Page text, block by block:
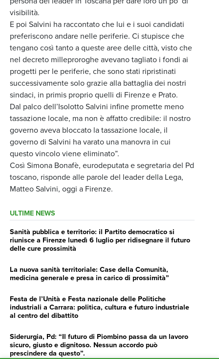
visibilità.
E poi Salvini ha raccontato che lui e i suoi candidati
preferiscono andare nelle periferie. Ci stupisce che
tengano così tanto a queste aree delle città, visto che
nel decreto milleproroghe avevano tagliato i fondi ai
progetti per le periferie, che sono stati ripristinati
successivamente solo grazie alla battaglia dei nostri
sindaci, in primis proprio quelli di Firenze e Prato.
Dal palco dell’Isolotto Salvini infine promette meno
tassazione locale, ma non è affatto credibile: il nostro
governo aveva bloccato la tassazione locale, il
governo di Salvini ha varato una manovra in cui
questo vincolo viene eliminato”.
Così Simona Bonafè, eurodeputata e segretaria del Pd
toscano, risponde alle parole del leader della Lega,
Matteo Salvini, oggi a Firenze.
ULTIME NEWS
Sanità pubblica e territorio: il Partito democratico si
riunisce a Firenze lunedì 6 luglio per ridisegnare il futuro
delle cure prossimità
La nuova sanità territoriale: Case della Comunità,
medicina generale e presa in carico di prossimità”
Festa de l’Unità e Festa nazionale delle Politiche
industriali a Carrara: politica, cultura e futuro industriale
al centro del dibattito
Siderurgia, Pd: “Il futuro di Piombino passa da un lavoro
sicuro, giusto e dignitoso. Nessun accordo può
prescindere da questo”.